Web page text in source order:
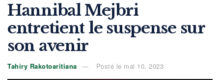
Hannibal Mejbri
entretient le suspense sur
son avenir
Tahiry Rakotoaritiana Posté le mai 10, 2023